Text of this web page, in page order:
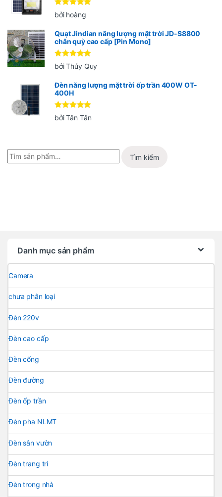
Được xếp
hạng55
bởi hoàng
Quạt Jindian năng lượng mặt trời JD-S8800
chân quỳ cao cấp [Pin Mono]
Được xếp
hạng 5 5
bởi Thúy Quy
Đèn năng lượng mặt trời ốp trần 400W OT-
400H
Được xếp
hạng 55
bởi Tân Tân
Tìm kiếm
Danh mục sản phẩm
Camera
chưa phân loại
Đèn 220v
Đèn cao cấp
Đèn cổng
Đèn đường
Đèn ốp trần
Đèn pha NLMT
Đèn sân vườn
Đèn trang trí
Đèn trong nhà